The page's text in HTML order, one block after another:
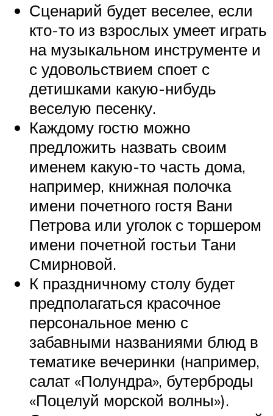
Сценарий будет веселее, если
кто-то из взрослых умеет играть
на музыкальном инструменте и
с удовольствием споет с
детишками какую-нибудь
веселую песенку.
Каждому гостю можно
предложить назвать своим
именем какую-то часть дома,
например, книжная полочка
имени почетного гостя Вани
Петрова или уголок с торшером
имени почетной гостьи Тани
Смирновой.
К праздничному столу будет
предполагаться красочное
персональное меню с
забавными названиями блюд в
тематике вечеринки (например,
салат «Полундра», бутерброды
«Поцелуй морской волны»).